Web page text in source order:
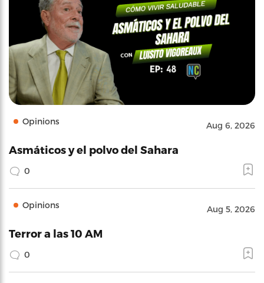
Opinions Aug 6, 2026
Asmáticos y el polvo del Sahara
0
Opinions Aug 5, 2026
Terror a las 10 AM
0